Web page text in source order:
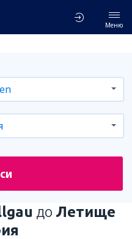
Меню
до Летище